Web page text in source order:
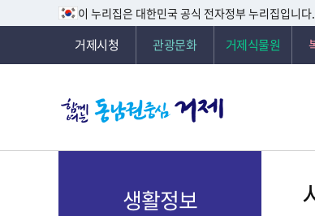
이 누리집은 대한민국 공식 전자정부 누리집입니다.
거제시청 관광문화 거제식물원
생활정보